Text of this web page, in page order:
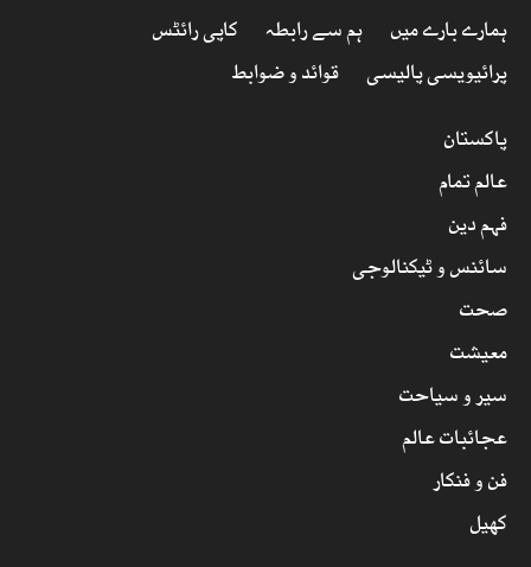
ہمارے بارے میں ہم سے رابطہ
کاپی رائٹس
پرائیویسی پالیسی
قوائد و ضوابط
پاکستان
عالم تمام
فہم دین
سائنس و ٹیکنالوجی
صحت
معیشت
سیر و سیاحت
عجائبات عالم
فن و فنکار
کھیل